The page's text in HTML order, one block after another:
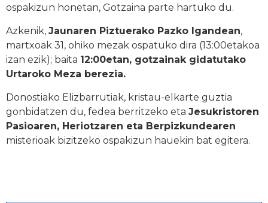
ospakizun honetan, Gotzaina parte hartuko du.
Azkenik, Jaunaren Piztuerako Pazko Igandean,
martxoak 31, ohiko mezak ospatuko dira (13:00etakoa
izan ezik); baita 12:00etan, gotzainak gidatutako
Urtaroko Meza berezia.
Donostiako Elizbarrutiak, kristau-elkarte guztia
gonbidatzen du, fedea berritzeko eta Jesukristoren
Pasioaren, Heriotzaren eta Berpizkundearen
misterioak bizitzeko ospakizun hauekin bat egitera.